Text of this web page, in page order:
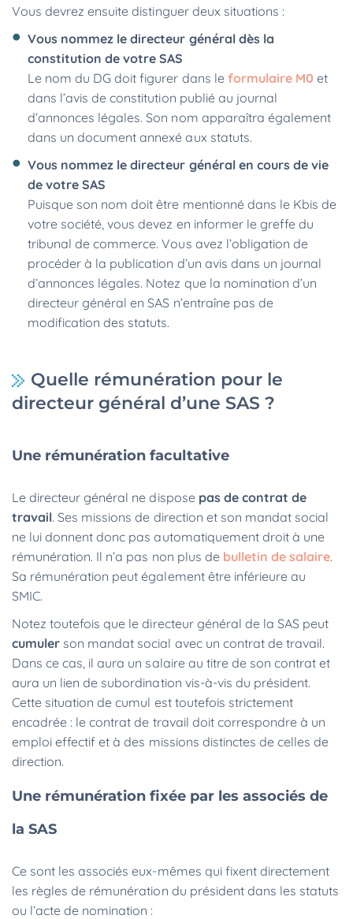
Vous devrez ensuite distinguer deux situations :
Vous nommez le directeur général dès la
constitution de votre SAS
Le nom du DG doit figurer dans le formulaire M0 et
dans l’avis de constitution publié au journal
d’annonces légales. Son nom apparaîtra également
dans un document annexé aux statuts.
Vous nommez le directeur général en cours de vie
de votre SAS
Puisque son nom doit être mentionné dans le Kbis de
votre société, vous devez en informer le greffe du
tribunal de commerce. Vous avez l’obligation de
procéder à la publication d’un avis dans un journal
d’annonces légales. Notez que la nomination d’un
directeur général en SAS n’entraîne pas de
modification des statuts.
Quelle rémunération pour le
directeur général d’une SAS ?
Une rémunération facultative
Le directeur général ne dispose pas de contrat de
travail. Ses missions de direction et son mandat social
ne lui donnent donc pas automatiquement droit à une
rémunération. Il n’a pas non plus de bulletin de salaire.
Sa rémunération peut également être inférieure au
SMIC.
Notez toutefois que le directeur général de la SAS peut
cumulerson mandat social avec un contrat de travail.
Dans ce cas, il aura un salaire au titre de son contrat et
aura un lien de subordination vis-à-vis du président.
Cette situation de cumul est toutefois strictement
encadrée : le contrat de travail doit correspondre à un
emploi effectif et à des missions distinctes de celles de
direction.
Une rémunération fixée par les associés de
la SAS
Ce sont les associés eux-mêmes qui fixent directement
les règles de rémunération du président dans les statuts
ou l’acte de nomination :